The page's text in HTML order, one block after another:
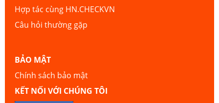
Hợp tác cùng HN.CHECKVN
Câu hỏi thường gặp
BẢO MẬT
Chính sách bảo mật
KẾT NỐI VỚI CHÚNG TÔI